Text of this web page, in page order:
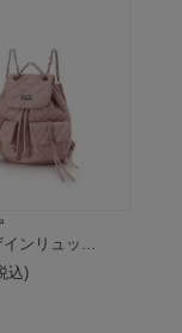
ンリュッ...
込)